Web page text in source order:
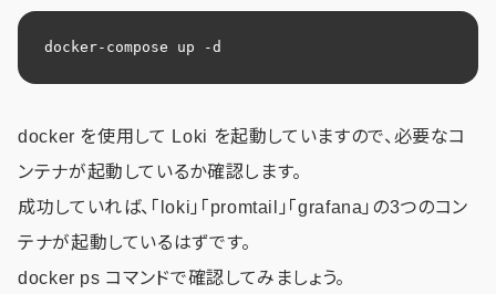
docker-compose up -d
docker を使用して Loki を起動していますので、必要なコ
ンテナが起動しているか確認します。
成功していれば、「loki」「promtail」「grafana」の3つのコン
テナが起動しているはずです。
docker ps コマンドで確認してみましょう。